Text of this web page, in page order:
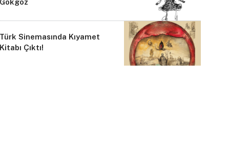
Gökgöz
Türk Sinemasında Kıyamet
Kitabı Çıktı!